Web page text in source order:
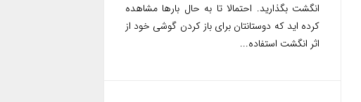
انگشت بگذارید. احتمالا تا به حال بارها مشاهده
کرده اید که دوستانتان برای باز کردن گوشی خود از
اثر انگشت استفاده...